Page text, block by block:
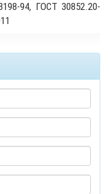
94, ГОСТ 30852.20-